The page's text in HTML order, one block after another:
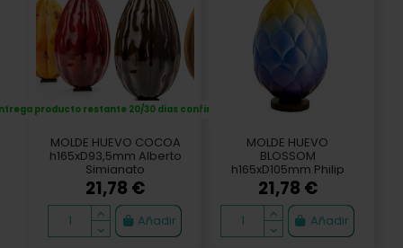
producto restante 20/30 dias confirmación
MOLDE HUEVO COCOA
h165xD93,5mm Alberto
Simianato
21,78 €
Añadir
MOLDE HUEVO
BLOSSOM
h165xD105mm Philip
Khoury
21,78 €
Añadir